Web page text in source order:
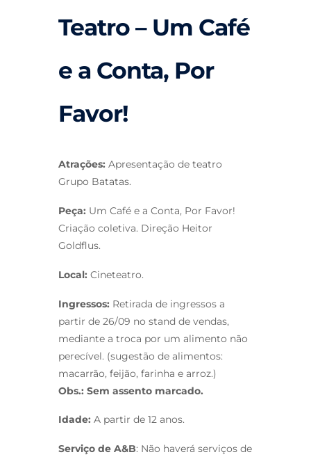
Teatro – Um Café
e a Conta, Por
Favor!
Atrações: Apresentação de teatro
Grupo Batatas.
Peça: Um Café e a Conta, Por Favor!
Criação coletiva. Direção Heitor
Goldflus.
Local: Cineteatro.
Ingressos: Retirada de ingressos a
partir de 26/09 no stand de vendas,
mediante a troca por um alimento não
perecível. (sugestão de alimentos:
macarrão, feijão, farinha e arroz.)
Obs.: Sem assento marcado.
Idade: A partir de 12 anos.
Serviço de A&B: Não haverá serviços de